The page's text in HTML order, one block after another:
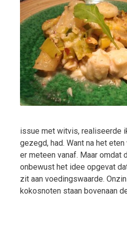
issue met witvis, realiseerde
gezegd, had. Want na het
er meteen vanaf. Maar omdat
onbewust het idee opgevat
zit aan voedingswaarde.
kokosnoten staan bovenaan